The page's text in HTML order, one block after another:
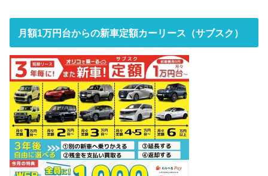
月額1万円台からの新車定額カーリース（サブスク）